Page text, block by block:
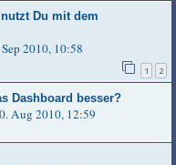
Du mit dem
2010, 10:58
1 2
Dashboard besser?
Aug 2010, 12:59